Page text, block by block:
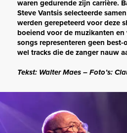
waren gedurende zijn carrière.
Steve Vantsis selecteerde
werden gerepeteerd voor deze
boeiend voor de muzikanten en
songs representeren geen
wel tracks die de zanger nauw
Tekst: Walter Maes – Foto’s: